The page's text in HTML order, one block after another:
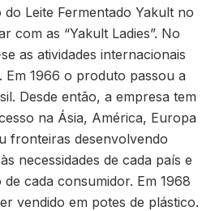
Leite Fermentado Yakult no
com as “Yakult Ladies”. No
as atividades internacionais
Em 1966 o produto passou a
Desde então, a empresa tem
na Ásia, América, Europa
fronteiras desenvolvendo
necessidades de cada país e
cada consumidor. Em 1968
vendido em potes de plástico.